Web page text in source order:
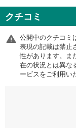
クチコミ
公開中のクチコミ
表現の記載は禁止
性があります。ま
在の状況とは異な
ービスをご利用い